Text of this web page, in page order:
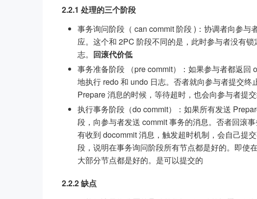
2.2.1 处理的三个阶段
事务询问阶段（ can commit 阶段 )：协调者向参与
应。这个和 2PC 阶段不同的是，此时参与者没有
志。 回滚代价低
事务准备阶段 （pre commit）：如果参与者都返回
地执行 redo 和 undo 日志。否者就向参与者提交终
Prepare 消息的时候，等待超时，也会向参与者提交
执行事务阶段（do commit）：如果所有发送
段，向参与者发送 commit 事务的消息。否者回滚
有收到 docommit 消息，触发超时机制，会自己提
段，说明在事务询问阶段所有节点都是好的。即使
大部分节点都是好的。是可以提交的
2.2.2 缺点